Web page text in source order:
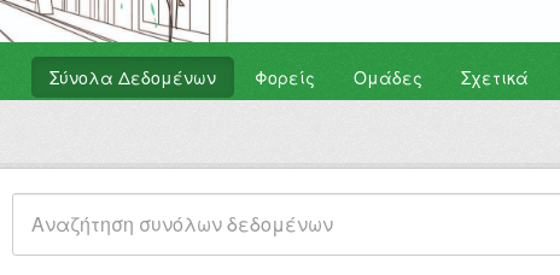
Σύνολα Δεδομένων Φορείς Ομάδες Σχετικά